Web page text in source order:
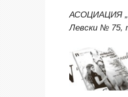
АСОЦИАЦИЯ
Левски № 75,